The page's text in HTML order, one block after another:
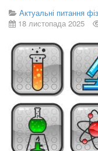
Актуальні питання
18 листопада 2025